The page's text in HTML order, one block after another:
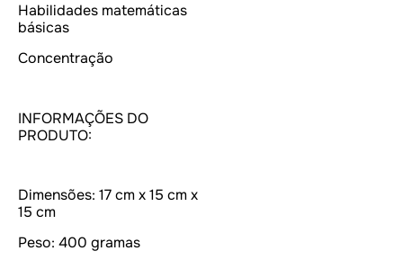
Habilidades matemáticas
básicas
Concentração
INFORMAÇÕES DO
PRODUTO:
Dimensões: 17 cm x 15 cm x
15 cm
Peso: 400 gramas